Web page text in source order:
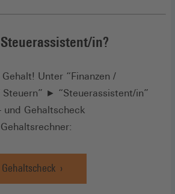
in?
Unter “Finanzen /
Steuern” ► “Steuerassistent/in”
und Gehaltscheck